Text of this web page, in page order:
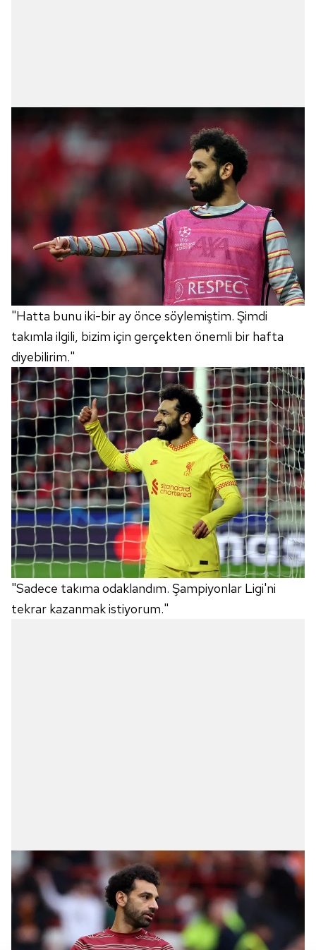
"Hatta bunu iki-bir ay önce söylemiştim. Şimdi
takımla ilgili, bizim için gerçekten önemli bir hafta
diyebilirim."
"Sadece takıma odaklandım. Şampiyonlar Ligi'ni
tekrar kazanmak istiyorum."